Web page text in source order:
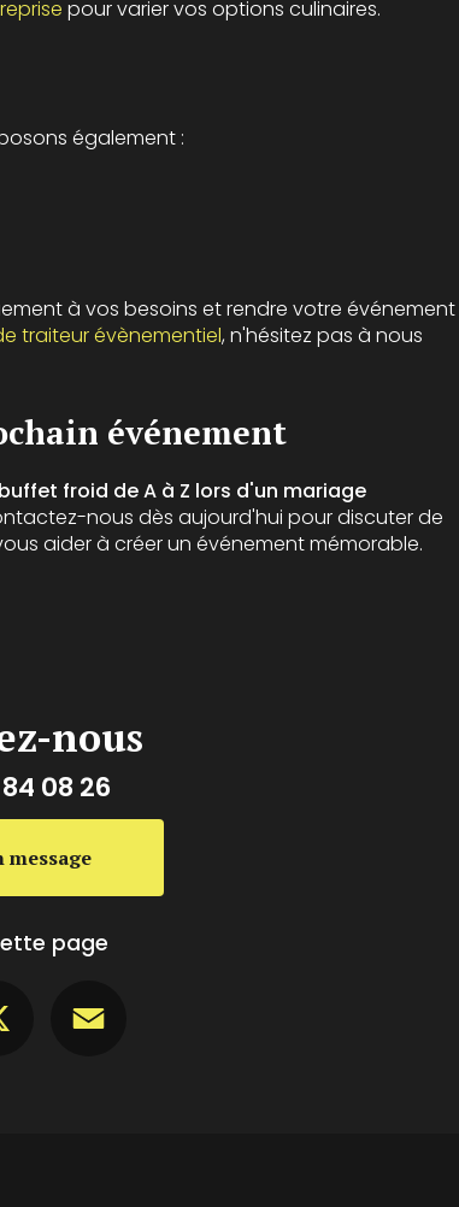
pour varier vos options culinaires.
également :
à vos besoins et rendre votre événement
traiteur évènementiel, n'hésitez pas à nous
événement
buffet froid de A à Z lors d'un mariage
nous dès aujourd'hui pour discuter de
aider à créer un événement mémorable.
nous
08 26
message
page